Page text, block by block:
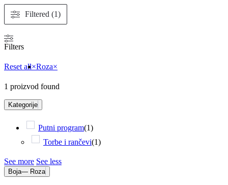
Filtered (1)
Filters
Reset all×Roza×
1 proizvod found
Kategorije
Putni program(1)
Torbe i rančevi(1)
See more See less
Boja— Roza